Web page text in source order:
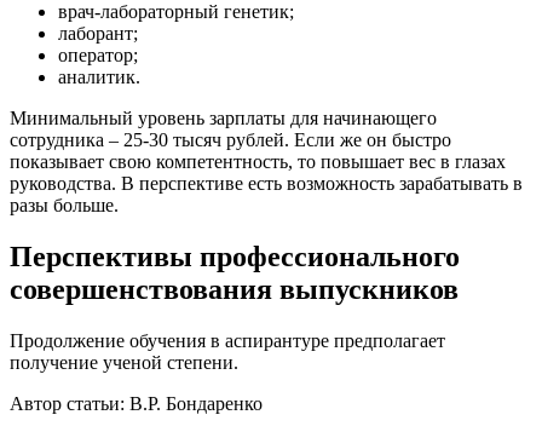
врач-лабораторный генетик;
лаборант;
оператор;
аналитик.
Минимальный уровень зарплаты для начинающего
сотрудника – 25-30 тысяч рублей. Если же он быстро
показывает свою компетентность, то повышает вес в глазах
руководства. В перспективе есть возможность зарабатывать в
разы больше.
Перспективы профессионального
совершенствования выпускников
Продолжение обучения в аспирантуре предполагает
получение ученой степени.
Автор статьи: В.Р. Бондаренко